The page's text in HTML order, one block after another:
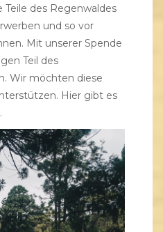
des Regenwaldes
und so vor
Mit unserer Spende
Teil des
Wir möchten diese
Hier gibt es